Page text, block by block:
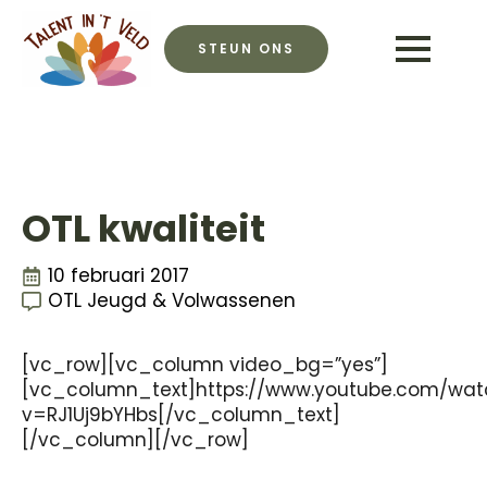
STEUN ONS
OTL kwaliteit
10 februari 2017
OTL Jeugd & Volwassenen
[vc_row][vc_column video_bg=”yes”]
[vc_column_text]https://www.youtube.com/
v=RJ1Uj9bYHbs[/vc_column_text]
[/vc_column][/vc_row]